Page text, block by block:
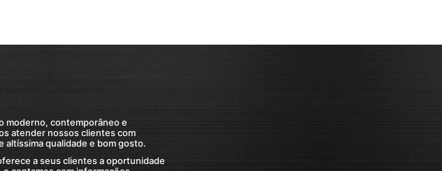
o estilo dos nossos clientes, mas que
por três pulseiras distintas, cuidadosamente
moderno, contemporâneo e
atender nossos clientes com
qualidade e bom gosto.